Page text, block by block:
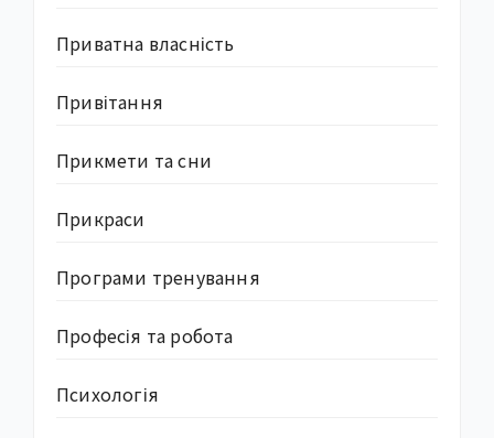
Приватна власність
Привітання
Прикмети та сни
Прикраси
Програми тренування
Професія та робота
Психологія